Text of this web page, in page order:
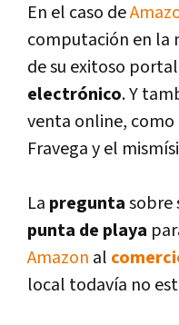
En el caso de
computación en la
de su exitoso
electrónico. Y
venta online,
Fravega y el
La preguntasobre
punta de playa
Amazon al
local todaví­a no